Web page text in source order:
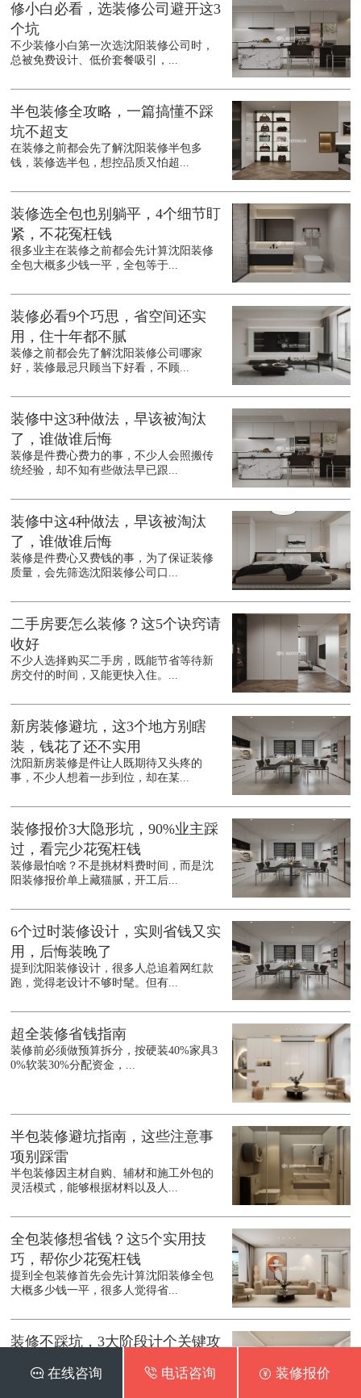
修小白必看，选装修公司避开这3
个坑
不少装修小白第一次选沈阳装修公司时，
总被免费设计、低价套餐吸引，...
半包装修全攻略，一篇搞懂不踩
坑不超支
在装修之前都会先了解沈阳装修半包多
钱，装修选半包，想控品质又怕超...
装修选全包也别躺平，4个细节盯
紧，不花冤枉钱
很多业主在装修之前都会先计算沈阳装修
全包大概多少钱一平，全包等于...
装修必看9个巧思，省空间还实
用，住十年都不腻
装修之前都会先了解沈阳装修公司哪家
好，装修最忌只顾当下好看，不顾...
装修中这3种做法，早该被淘汰
了，谁做谁后悔
装修是件费心费力的事，不少人会照搬传
统经验，却不知有些做法早已跟...
装修中这4种做法，早该被淘汰
了，谁做谁后悔
装修是件费心又费钱的事，为了保证装修
质量，会先筛选沈阳装修公司口...
二手房要怎么装修？这5个诀窍请
收好
不少人选择购买二手房，既能节省等待新
房交付的时间，又能更快入住。...
新房装修避坑，这3个地方别瞎
装，钱花了还不实用
沈阳新房装修是件让人既期待又头疼的
事，不少人想着一步到位，却在某...
装修报价3大隐形坑，90%业主踩
过，看完少花冤枉钱
装修最怕啥？不是挑材料费时间，而是沈
阳装修报价单上藏猫腻，开工后...
6个过时装修设计，实则省钱又实
用，后悔装晚了
提到沈阳装修设计，很多人总追着网红款
跑，觉得老设计不够时髦。但有...
超全装修省钱指南
装修前必须做预算拆分，按硬装40%家具3
0%软装30%分配资金，...
半包装修避坑指南，这些注意事
项别踩雷
半包装修因主材自购、辅材和施工外包的
灵活模式，能够根据材料以及人...
全包装修想省钱？这5个实用技
巧，帮你少花冤枉钱
提到全包装修首先会先计算沈阳装修全包
大概多少钱一平，很多人觉得省...
装修不踩坑，3大阶段计个关键攻
略，小白也能轻松上手
装修是件耗时又复杂的事，不少业主因流
 在线咨询  电话咨询  装修报价